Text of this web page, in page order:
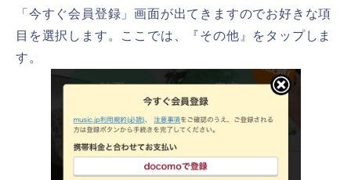
「今すぐ会員登録」画面が出てきますのでお好きな項
目を選択します。ここでは、『その他』をタップしま
す。